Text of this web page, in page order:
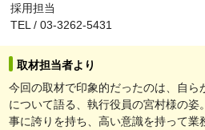
採用担当
TEL / 03-3262-5431
取材担当者より
今回の取材で印象的だったのは、自ら
について語る、執行役員の宮村様の
事に誇りを持ち、高い意識を持って業